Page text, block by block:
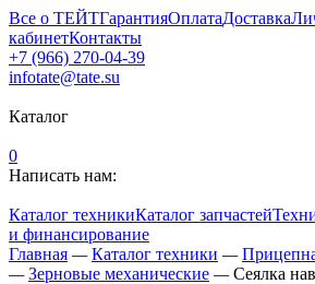
Все о ТЕЙТГарантияОплатаДоставка
кабинетКонтакты
+7 (966) 270-04-39
infotate@tate.su
Каталог
0
Написать нам:
Каталог техникиКаталог запчастей
и финансирование
Главная — Каталог техники —
— Зерновые механические — Сеялка